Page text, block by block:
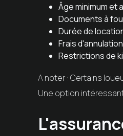
Âge minimum et
Documents à
Durée de
Frais
Restrictions de
A noter : Certains
Une option